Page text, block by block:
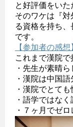
と好評価をいた
そのワケは『対
る資格を持ち
です。
【参加者の感想
これまで漢院で
・先生が素晴
・漢院は中国
・漢院でとて
・語学ではな
・７ヶ月でゼ